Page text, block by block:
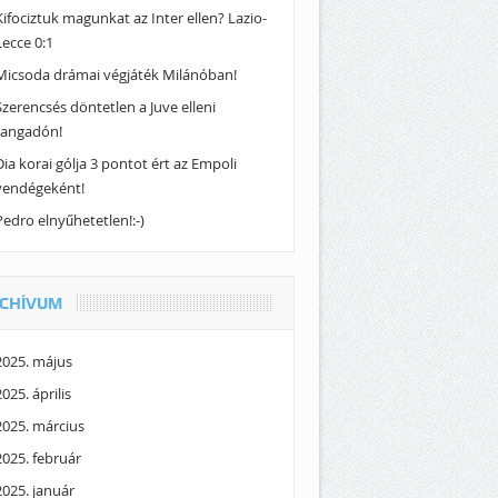
magunkat az Inter ellen? Lazio-
0:1
drámai végjáték Milánóban!
döntetlen a Juve elleni
korai gólja 3 pontot ért az Empoli
elnyűhetetlen!:-)
május
április
március
február
január